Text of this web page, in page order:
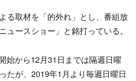
る取材を「的外れ」とし、番組放
ュースショー」と銘打っている。
始から12月31日までは隔週日曜
たが、2019年1月より毎週日曜日